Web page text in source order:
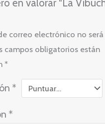
en valorar “La
correo electrónico no será
campos obligatorios están
*
*
*